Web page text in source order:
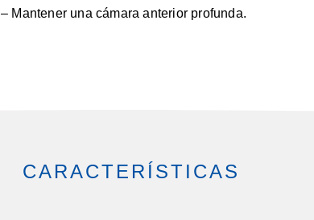
– Mantener una cámara anterior profunda.
CARACTERÍSTICAS